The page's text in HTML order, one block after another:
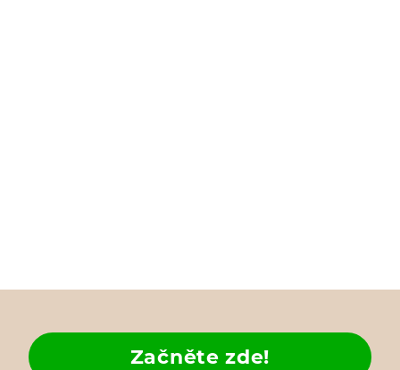
Začněte zde!